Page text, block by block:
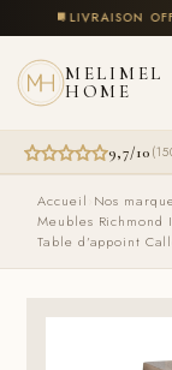
au
contenu
LIVRAISON
MELIMEL
HOME
9,7/10
Accueil Nos
Meubles Richmond
Table d’appoint
prix
initial